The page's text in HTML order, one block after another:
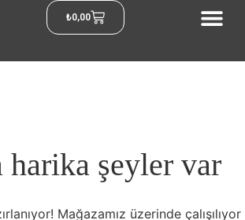
₺0,00
şeyler var
Mağazamız üzerinde çalışılıyor